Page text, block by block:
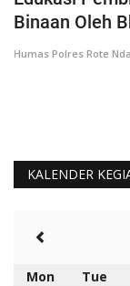
Binaan Oleh
Humas Polres Rote
KALENDER
Mon Tue